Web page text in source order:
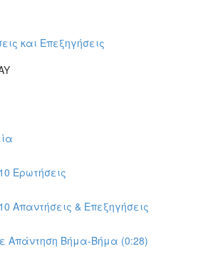
και Επεξηγήσεις
Ερωτήσεις
Απαντήσεις & Επεξηγήσεις
Απάντηση Βήμα-Βήμα (0:28)